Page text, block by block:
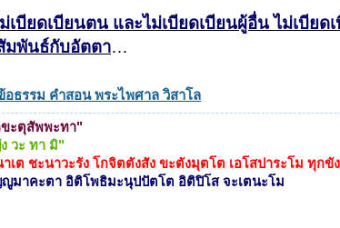
เบียดเบียนตน และไม่เบียดเบียนผู้อื่น ไม่เบียด
มพันธ์กับอัตตา…
อธรรม คำสอน พระไพศาล วิสาโล
ะตุสัพพะทา"
วะ ทา มิ"
เต ชะนาวะรัง โกจิตตังสัง ขะตังมุตโต เอโสปาระโม ทุกขั
มาคะตา อิติโพธิมะนุปปัตโต อิติปิโส จะเตนะโม